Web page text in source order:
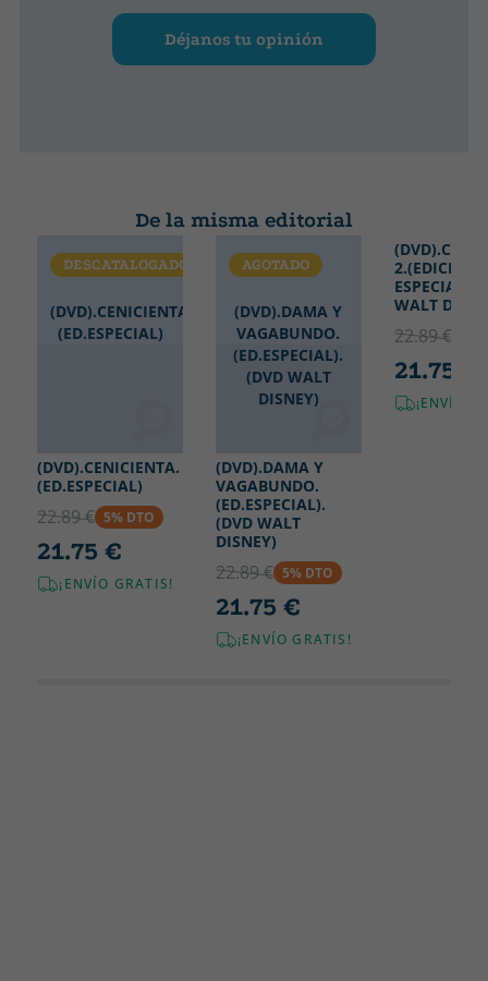
Déjanos tu opinión
De la misma editorial
(DVD).CENICIENTA.
(ED.ESPECIAL)
DESCATALOGADO
(DVD).CENICIENTA.
(ED.ESPECIAL)
22.89 € 5% DTO
21.75 €
¡ENVÍO GRATIS!
(DVD).DAMA Y
VAGABUNDO.
(ED.ESPECIAL).
(DVD WALT
DISNEY)
AGOTADO
(DVD).DAMA Y
VAGABUNDO.
(ED.ESPECIAL).
(DVD WALT
DISNEY)
22.89 € 5% DTO
21.75 €
¡ENVÍO GRATIS!
2.(EDICION
WALT
22.89 €
21.75 €
¡ENVÍO